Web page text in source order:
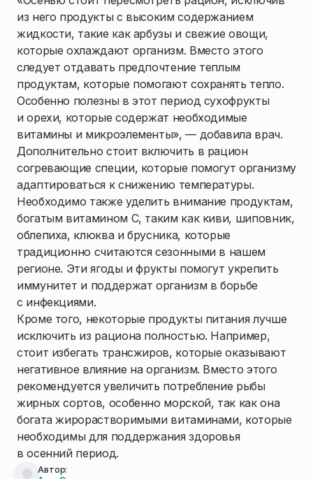
из него продукты с высоким содержанием
жидкости, такие как арбузы и свежие овощи,
которые охлаждают организм. Вместо этого
следует отдавать предпочтение теплым
продуктам, которые помогают сохранять тепло.
Особенно полезны в этот период сухофрукты
и орехи, которые содержат необходимые
витамины и микроэлементы», — добавила врач.
Дополнительно стоит включить в рацион
согревающие специи, которые помогут организму
адаптироваться к снижению температуры.
Необходимо также уделить внимание продуктам,
богатым витамином C, таким как киви, шиповник,
облепиха, клюква и брусника, которые
традиционно считаются сезонными в нашем
регионе. Эти ягоды и фрукты помогут укрепить
иммунитет и поддержат организм в борьбе
с инфекциями.
Кроме того, некоторые продукты питания лучше
исключить из рациона полностью. Например,
стоит избегать трансжиров, которые оказывают
негативное влияние на организм. Вместо этого
рекомендуется увеличить потребление рыбы
жирных сортов, особенно морской, так как она
богата жирорастворимыми витаминами, которые
необходимы для поддержания здоровья
в осенний период.
Автор: